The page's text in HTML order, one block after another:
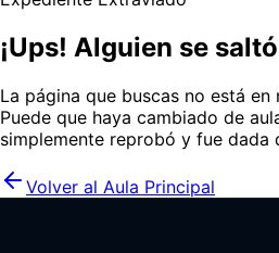
¡Ups! Alguien se
La página que buscas no está
Puede que haya cambiado de
simplemente reprobó y fue dada
Volver al Aula Principal